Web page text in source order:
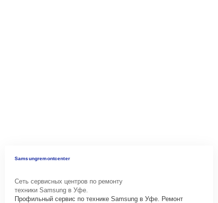
Samsungremontcenter
Сеть сервисных центров по ремонту
техники Samsung в Уфе.
Профильный сервис по технике Samsung в Уфе. Ремонт